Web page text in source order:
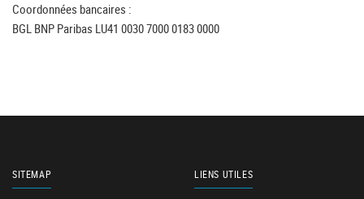
Coordonnées bancaires :
BGL BNP Paribas LU41 0030 7000 0183 0000
SITEMAP LIENS UTILES